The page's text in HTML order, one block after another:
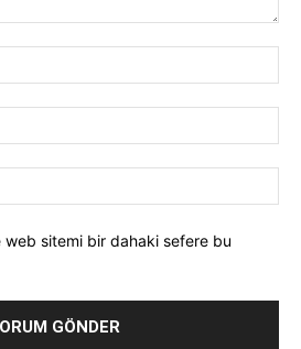
web sitemi bir dahaki sefere bu